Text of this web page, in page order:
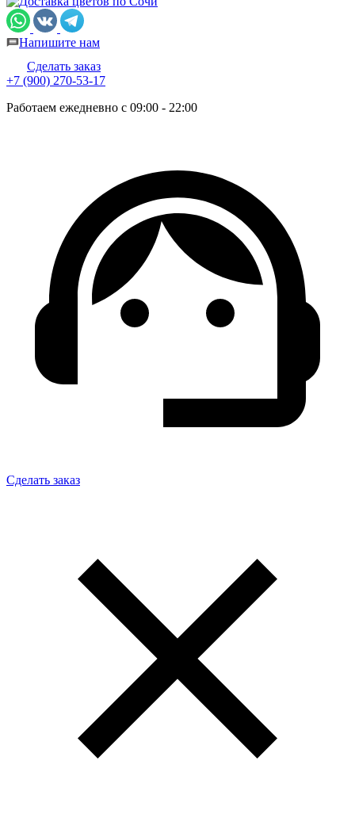
Напишите нам
Сделать заказ
+7 (900) 270-53-17
Работаем ежедневно с 09:00 - 22:00
Сделать заказ